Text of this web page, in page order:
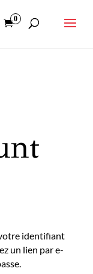
0
identifiant
un lien par e-